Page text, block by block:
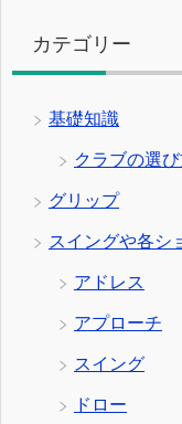
カテゴリー
基礎知識
クラブの選
グリップ
スイングや各シ
アドレス
アプローチ
スイング
ドロー